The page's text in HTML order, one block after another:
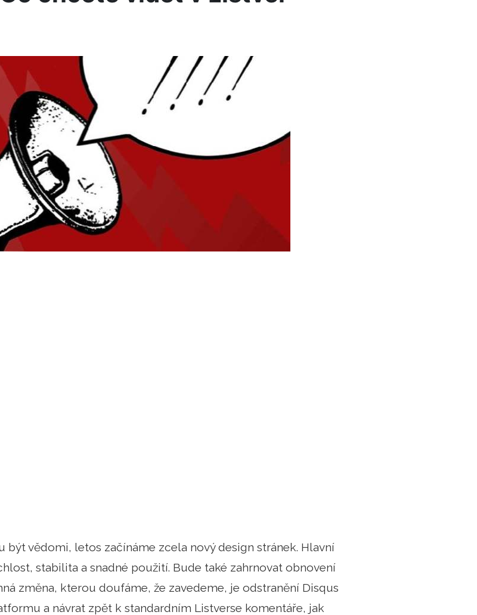
být vědomi, letos začínáme zcela nový design stránek. Hlavní
stabilita a snadné použití. Bude také zahrnovat obnovení
změna, kterou doufáme, že zavedeme, je odstranění Disqus
a návrat zpět k standardním Listverse komentáře, jak